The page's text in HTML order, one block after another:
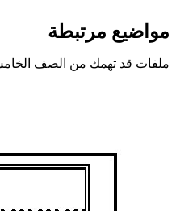
مواضيع مرتبطة
ملفات قد تهمك من الصف الخامس